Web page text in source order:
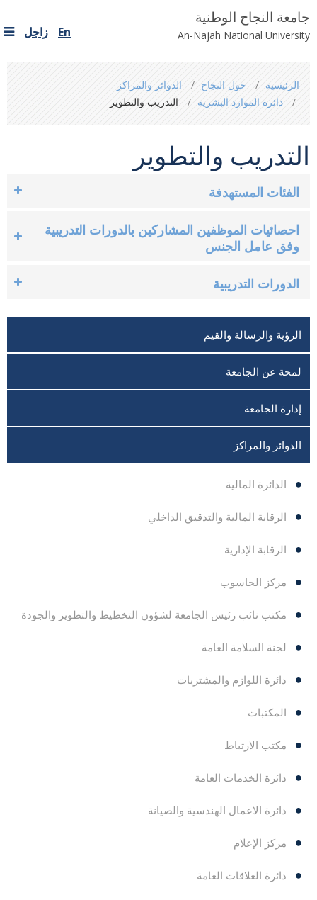
جامعة النجاح الوطنية
An-Najah National University
En زاجل
are
الرئيسية حول النجاح
الدوائر والمراكز
دائرة الموارد البشرية
التدريب والتطوير
التدريب والتطوير
الفئات المستهدفة
احصائيات الموظفين المشاركين بالدورات التدريبية
وفق عامل الجنس
الدورات التدريبية
الرؤية والرسالة والقيم
لمحة عن الجامعة
إدارة الجامعة
الدوائر والمراكز
الدائرة المالية
الرقابة المالية والتدقيق الداخلي
الرقابة الإدارية
مركز الحاسوب
مكتب نائب رئيس الجامعة لشؤون التخطيط والتطوير والجودة
لجنة السلامة العامة
دائرة اللوازم والمشتريات
المكتبات
مكتب الارتباط
دائرة الخدمات العامة
دائرة الاعمال الهندسية والصيانة
مركز الإعلام
دائرة العلاقات العامة